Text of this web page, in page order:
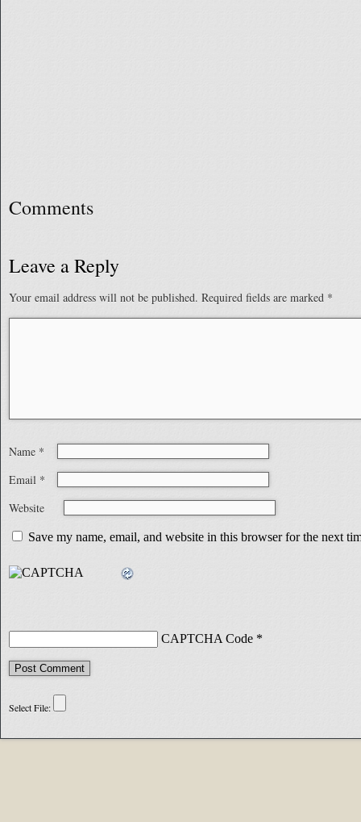
Comments
Leave a Reply
Your email address will not be published. Required fields are marked *
Name *
Email *
Website
Save my name, email, and website in this browser for the next
CAPTCHA Code *